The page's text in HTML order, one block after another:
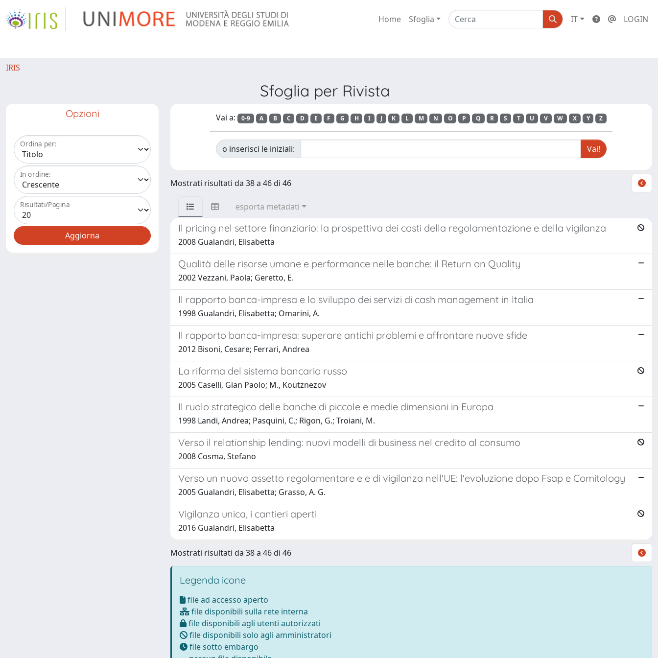
Home Sfoglia IT LOGIN
IRIS
Sfoglia per Rivista
Opzioni
Ordina per:
In ordine:
Risultati/Pagina
Vai a: 0-9 A B C D E F G H I J K L M N O P Q R S T U V W X Y Z
o inserisci le iniziali:
Mostrati risultati da 38 a 46 di 46
esporta metadati
Il pricing nel settore finanziario: la prospettiva dei costi della regolamentazione e della vigilanza
2008 Gualandri, Elisabetta
Qualità delle risorse umane e performance nelle banche: il Return on Quality
2002 Vezzani, Paola; Geretto, E.
Il rapporto banca-impresa e lo sviluppo dei servizi di cash management in Italia
1998 Gualandri, Elisabetta; Omarini, A.
Il rapporto banca-impresa: superare antichi problemi e affrontare nuove sfide
2012 Bisoni, Cesare; Ferrari, Andrea
La riforma del sistema bancario russo
2005 Caselli, Gian Paolo; M., Koutznezov
Il ruolo strategico delle banche di piccole e medie dimensioni in Europa
1998 Landi, Andrea; Pasquini, C.; Rigon, G.; Troiani, M.
Verso il relationship lending: nuovi modelli di business nel credito al consumo
2008 Cosma, Stefano
Verso un nuovo assetto regolamentare e e di vigilanza nell'UE: l'evoluzione dopo Fsap e Comitology
2005 Gualandri, Elisabetta; Grasso, A. G.
Vigilanza unica, i cantieri aperti
2016 Gualandri, Elisabetta
Mostrati risultati da 38 a 46 di 46
Legenda icone
file ad accesso aperto
file disponibili sulla rete interna
file disponibili agli utenti autorizzati
file disponibili solo agli amministratori
file sotto embargo